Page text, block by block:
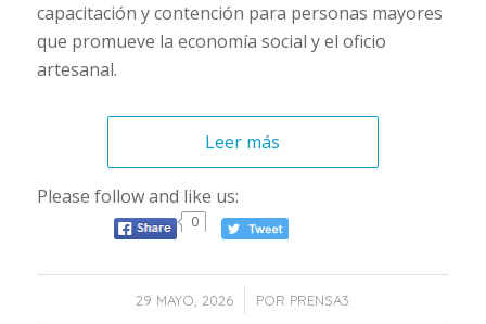
capacitación y contención para personas mayores
que promueve la economía social y el oficio
artesanal.
Leer más
Please follow and like us:
0
29 MAYO, 2026
/ POR PRENSA3